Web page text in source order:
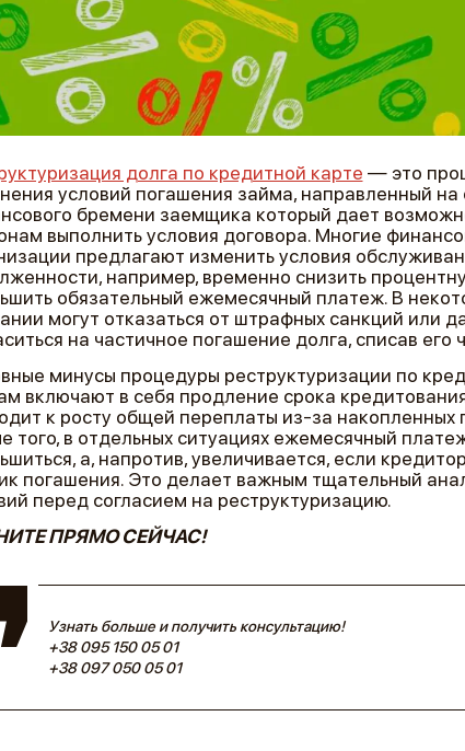
долга по кредитной карте — это
условий погашения займа, направленный на
бремени заемщика который дает
выполнить условия договора. Многие
предлагают изменить условия
например, временно снизить
обязательный ежемесячный платеж. В
могут отказаться от штрафных санкций или
на частичное погашение долга, списав его
минусы процедуры реструктуризации по
включают в себя продление срока
к росту общей переплаты из-за накопленных
того, в отдельных ситуациях ежемесячный
а, напротив, увеличивается, если
погашения. Это делает важным тщательный
перед согласием на реструктуризацию.
ПРЯМО СЕЙЧАС!
Узнать больше и получить консультацию!
+38 095 150 05 01
+38 097 050 05 01